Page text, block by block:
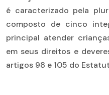
é caracterizado pela
composto de cinco
principal atender
em seus direitos e
artigos 98 e 105 do